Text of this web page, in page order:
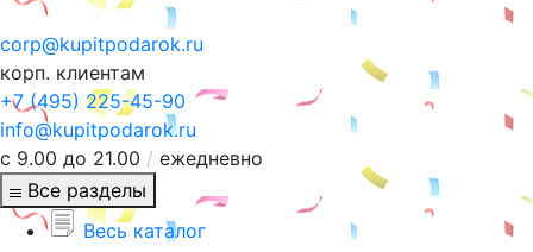
corp@kupitpodarok.ru
корп. клиентам
+7 (495) 225-45-90
info@kupitpodarok.ru
с 9.00 до 21.00 / ежедневно
Все разделы
Весь каталог